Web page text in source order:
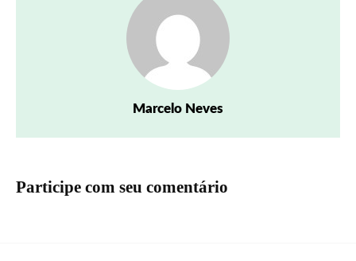
Marcelo Neves
Participe com seu comentário